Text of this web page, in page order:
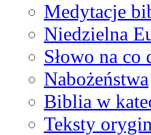
Medytacje
Niedzielna
Słowo na co
Nabożeństwa
Biblia w
Teksty